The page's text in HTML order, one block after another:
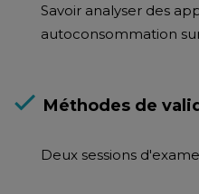
Savoir analyser des
autoconsommation
Méthodes de
Deux sessions